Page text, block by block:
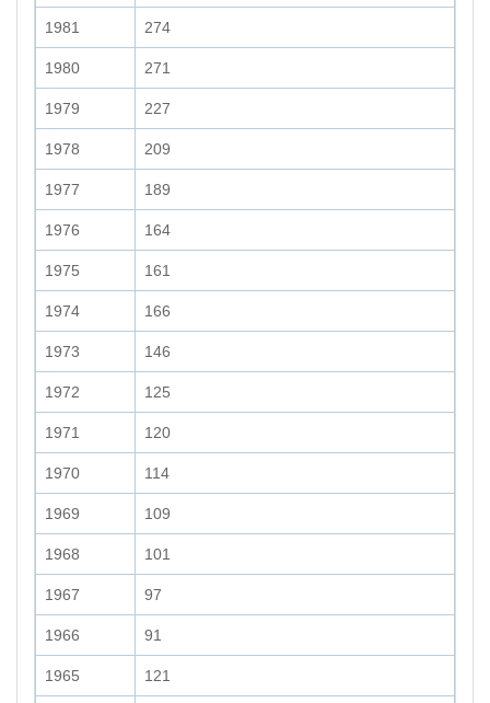
1981 274
1980 271
1979 227
1978 209
1977 189
1976 164
1975 161
1974 166
1973 146
1972 125
1971 120
1970 114
1969 109
1968 101
1967 97
1966 91
1965 121